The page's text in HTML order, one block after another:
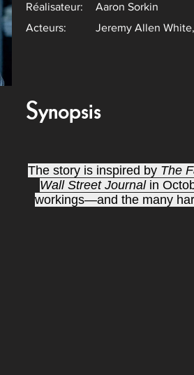
Réalisateur:
Aaron Sorkin
Acteurs:
Jeremy Allen
Synopsis
The story is inspired by The
Wall Street Journalin
workings—and the many